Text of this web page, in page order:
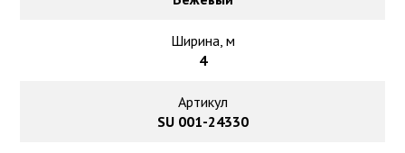
Ширина, м
4
Артикул
SU 001-24330